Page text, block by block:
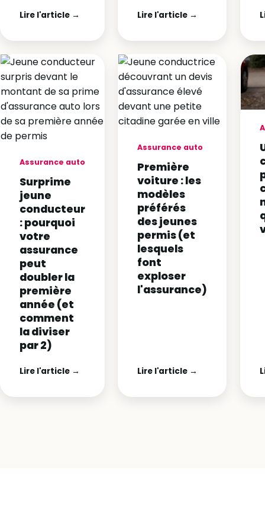
Lire l'article → Lire l'article →
Assurance auto
Surprime
jeune
conducteur
: pourquoi
votre
assurance
peut
doubler la
première
année (et
comment
la diviser
par 2)
Lire l'article →
Assurance auto
Première
voiture : les
modèles
préférés
des jeunes
permis (et
lesquels
font
exploser
l'assurance)
Lire l'article →